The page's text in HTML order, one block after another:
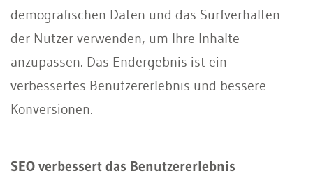
demografischen Daten und das Surfverhalten
der Nutzer verwenden, um Ihre Inhalte
anzupassen. Das Endergebnis ist ein
verbessertes Benutzererlebnis und bessere
Konversionen.
SEO verbessert das Benutzererlebnis